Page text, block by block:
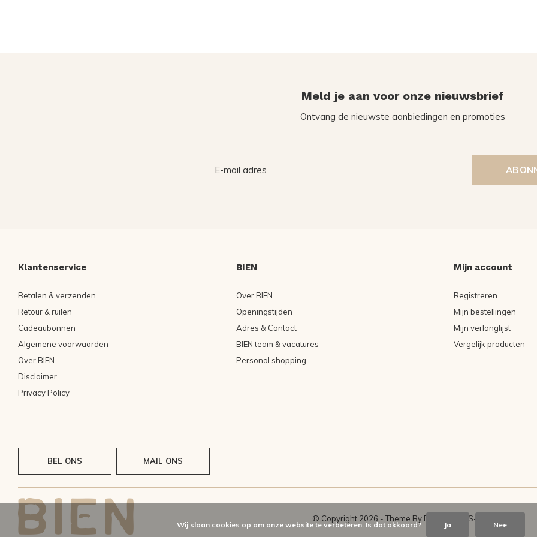
Meld je aan voor onze nieuwsbrief
Ontvang de nieuwste aanbiedingen en promoties
Klantenservice
Betalen & verzenden
Retour & ruilen
Cadeaubonnen
Algemene voorwaarden
Over BIEN
Disclaimer
Privacy Policy
BIEN
Over BIEN
Openingstijden
Adres & Contact
BIEN team & vacatures
Personal shopping
Mijn account
Registreren
Mijn bestellingen
Mijn verlanglijst
Vergelijk producten
BEL ONS MAIL ONS
© Copyright 2026 - Theme By DMWS RSS-feed
Wij slaan cookies op om onze website te verbeteren. Is dat akkoord? Ja Nee